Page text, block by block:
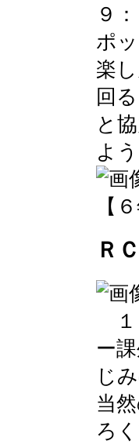
９
ポ
楽
回
と
よ
【
Ｒ
１
ー
じ
当
ろ